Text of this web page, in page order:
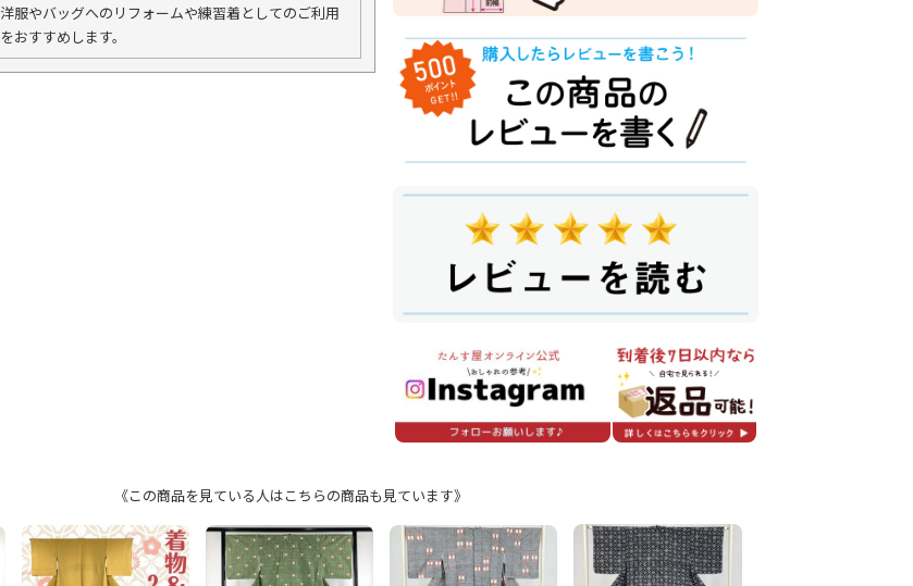
洋服やバッグへのリフォームや練習着としてのご利用
をおすすめします。
《この商品を見ている人はこちらの商品も見ています》